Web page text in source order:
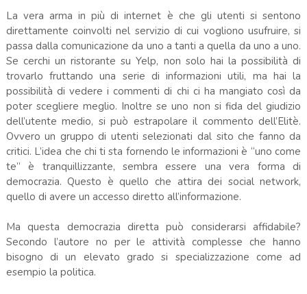
La vera arma in più di internet è che gli utenti si sentono
direttamente coinvolti nel servizio di cui vogliono usufruire, si
passa dalla comunicazione da uno a tanti a quella da uno a uno.
Se cerchi un ristorante su Yelp, non solo hai la possibilità di
trovarlo fruttando una serie di informazioni utili, ma hai la
possibilità di vedere i commenti di chi ci ha mangiato così da
poter scegliere meglio. Inoltre se uno non si fida del giudizio
dell’utente medio, si può estrapolare il commento dell’Elitè.
Ovvero un gruppo di utenti selezionati dal sito che fanno da
critici. L’idea che chi ti sta fornendo le informazioni è “uno come
te” è tranquillizzante, sembra essere una vera forma di
democrazia. Questo è quello che attira dei social network,
quello di avere un accesso diretto all’informazione.
Ma questa democrazia diretta può considerarsi affidabile?
Secondo l’autore no per le attività complesse che hanno
bisogno di un elevato grado si specializzazione come ad
esempio la politica.